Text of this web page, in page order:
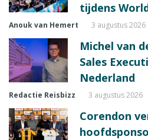
tijdens
Anouk van Hemert 3 augustus 2026
Michel van
Sales
Nederland
Redactie Reisbizz 3 augustus 2026
Corendon